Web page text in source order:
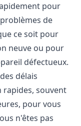
pour
de
ce soit pour
neuve ou pour
défectueux.
délais
souvent
pour vous
n'êtes pas